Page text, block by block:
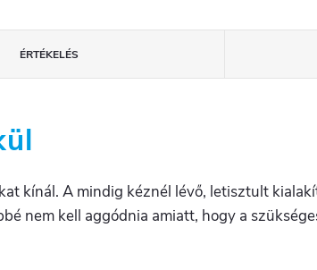
ÉRTÉKELÉS
kínál. A mindig kéznél lévő, letisztult
nem kell aggódnia amiatt, hogy a